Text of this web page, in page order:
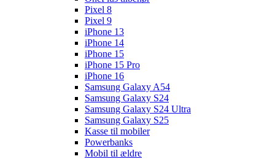
Pixel 8
Pixel 9
iPhone 13
iPhone 14
iPhone 15
iPhone 15 Pro
iPhone 16
Samsung Galaxy A54
Samsung Galaxy S24
Samsung Galaxy S24 Ultra
Samsung Galaxy S25
Kasse til mobiler
Powerbanks
Mobil til ældre